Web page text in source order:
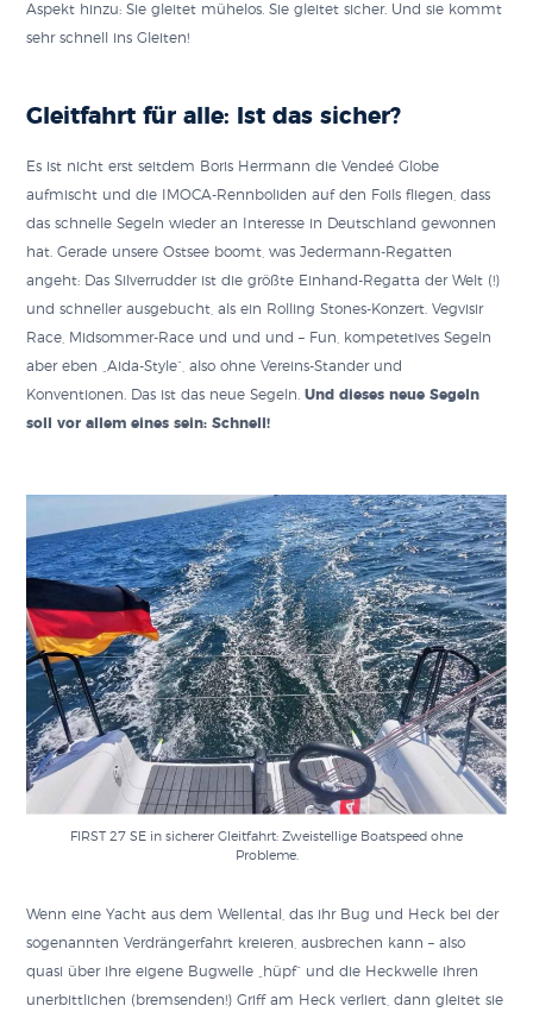
Aspekt hinzu: Sie gleitet mühelos. Sie gleitet sicher. Und sie kommt
sehr schnell ins Gleiten!
Gleitfahrt für alle: Ist das sicher?
Es ist nicht erst seitdem Boris Herrmann die Vendeé Globe
aufmischt und die IMOCA-Rennboliden auf den Foils fliegen, dass
das schnelle Segeln wieder an Interesse in Deutschland gewonnen
hat. Gerade unsere Ostsee boomt, was Jedermann-Regatten
angeht: Das Silverrudder ist die größte Einhand-Regatta der Welt (!)
und schneller ausgebucht, als ein Rolling Stones-Konzert. Vegvisir
Race, Midsommer-Race und und und – Fun, kompetetives Segeln
aber eben „Aida-Style“, also ohne Vereins-Stander und
Konventionen. Das ist das neue Segeln.Und dieses neue Segeln
soll vor allem eines sein: Schnell!
FIRST 27 SE in sicherer Gleitfahrt: Zweistellige Boatspeed ohne
Probleme.
Wenn eine Yacht aus dem Wellental, das ihr Bug und Heck bei der
sogenannten Verdrängerfahrt kreieren, ausbrechen kann – also
quasi über ihre eigene Bugwelle „hüpf“ und die Heckwelle ihren
unerbittlichen (bremsenden!) Griff am Heck verliert, dann gleitet sie